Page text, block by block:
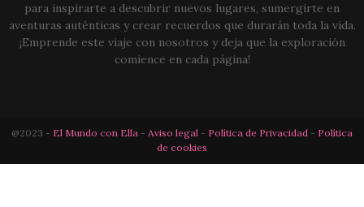
para inspirarte a descubrir nuevos lugares, sumergirte en
aventuras auténticas y crear recuerdos que durarán toda la vida.
¡Emprende este viaje con nosotros y deja que la exploración
comience en cada página!
@2023 - El Mundo con Ella - Aviso legal - Política de Privacidad - Política
de cookies